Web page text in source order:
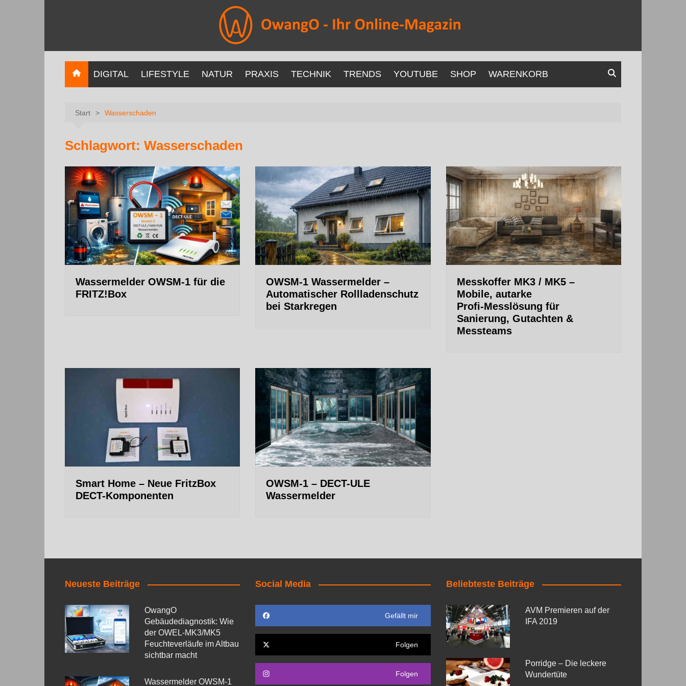
DIGITAL LIFESTYLE NATUR PRAXIS TECHNIK TRENDS YOUTUBE SHOP WARENKORB
Start Wasserschaden
Schlagwort: Wasserschaden
Wassermelder OWSM‑1 für die
FRITZ!Box
OWSM‑1 Wassermelder –
Automatischer Rollladenschutz
bei Starkregen
Messkoffer MK3 / MK5 –
Mobile, autarke
Profi‑Messlösung für
Sanierung, Gutachten &
Messteams
Smart Home – Neue FritzBox
DECT-Komponenten
OWSM-1 – DECT-ULE
Wassermelder
Neueste Beiträge
OwangO
Gebäudediagnostik: Wie
der OWEL‑MK3/MK5
Feuchteverläufe im Altbau
sichtbar macht
Wassermelder OWSM‑1
Social Media
Gefällt mir
Folgen
Folgen
Beliebteste Beiträge
AVM Premieren auf der
IFA 2019
Porridge – Die leckere
Wundertüte